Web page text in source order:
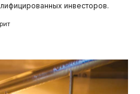
инвесторов.